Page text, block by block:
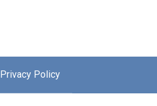
Privacy Policy